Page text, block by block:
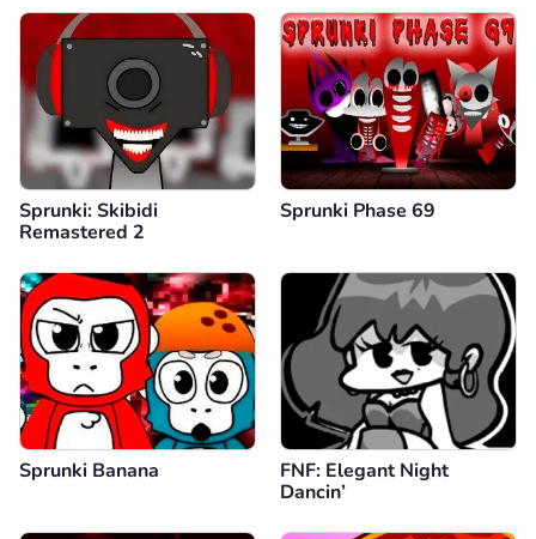
Sprunki: Skibidi
Remastered 2
Sprunki Phase 69
Sprunki Banana
FNF: Elegant Night
Dancin’